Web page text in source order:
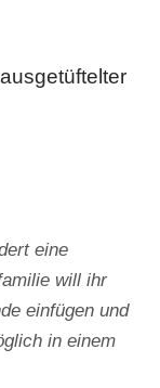
eine
will ihr
einfügen und
in einem